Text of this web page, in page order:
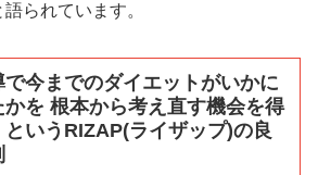
られています。
で今までのダイエットがいかに
かを 根本から考え直す機会を得
いうRIZAP(ライザップ)の良